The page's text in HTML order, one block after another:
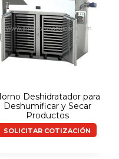
Deshidratador para
Deshumificar y Secar
Productos
SOLICITAR COTIZACIÓN